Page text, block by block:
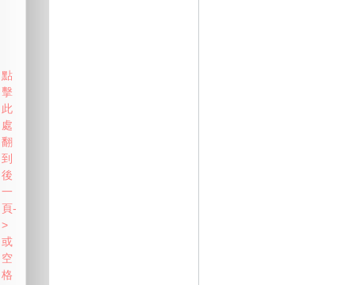
點
擊
此
處
翻
到
後
一
頁-
>
或
空
格